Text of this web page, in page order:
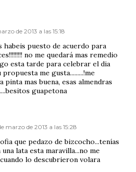
de 2013 a las 15:18
habeis puesto de acuerdo para
no me quedará mas remedio
esta tarde para celebrar el dia
me gusta.........!me
pinta mas buena, esas almendras
guapetona
marzo de 2013 a las 15:28
que pedazo de bizcocho...tenías
lata esta maravilla...no me
lo descubrieron volara